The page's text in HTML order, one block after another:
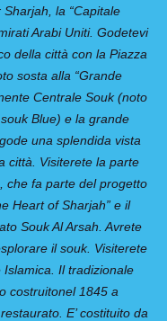
la “Capitale
Arabi Uniti. Godetevi
della città con la Piazza
sosta alla “Grande
Centrale Souk (noto
Blue) e la grande
una splendida vista
città. Visiterete la parte
che fa parte del progetto
Heart of Sharjah” e il
Souk Al Arsah. Avrete
il souk. Visiterete
Islamica. Il tradizionale
costruitonel 1845 a
E’ costituito da